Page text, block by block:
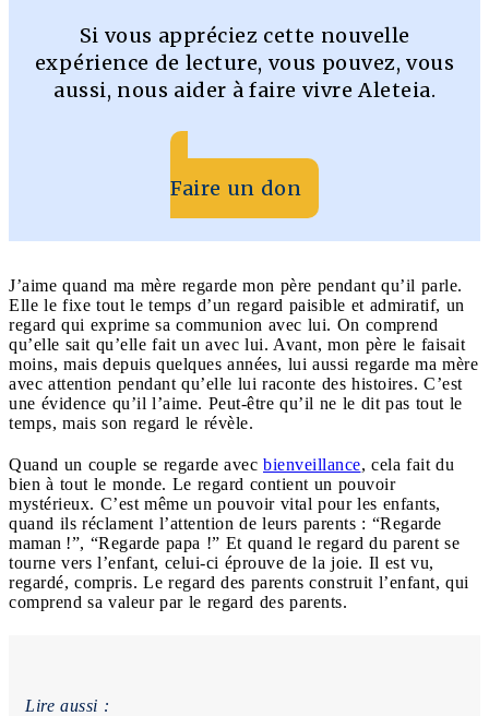
Si vous appréciez cette nouvelle
expérience de lecture, vous pouvez, vous
aussi, nous aider à faire vivre Aleteia.
Faire un don
J’aime quand ma mère regarde mon père pendant qu’il parle.
Elle le fixe tout le temps d’un regard paisible et admiratif, un
regard qui exprime sa communion avec lui. On comprend
qu’elle sait qu’elle fait un avec lui. Avant, mon père le faisait
moins, mais depuis quelques années, lui aussi regarde ma mère
avec attention pendant qu’elle lui raconte des histoires. C’est
une évidence qu’il l’aime. Peut-être qu’il ne le dit pas tout le
temps, mais son regard le révèle.
Quand un couple se regarde avec bienveillance, cela fait du
bien à tout le monde. Le regard contient un pouvoir
mystérieux. C’est même un pouvoir vital pour les enfants,
quand ils réclament l’attention de leurs parents : “Regarde
maman !”, “Regarde papa !” Et quand le regard du parent se
tourne vers l’enfant, celui-ci éprouve de la joie. Il est vu,
regardé, compris. Le regard des parents construit l’enfant, qui
comprend sa valeur par le regard des parents.
Lire aussi :